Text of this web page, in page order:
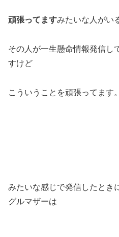
頑張ってますみたいな人がい
その人が一生懸命情報発信し
すけど
こういうことを頑張ってます。
みたいな感じで発信したとき
グルマザーは